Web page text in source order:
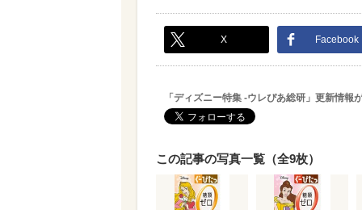
X Facebook
「ディズニー特集 -ウレぴあ総研」更新情報
この記事の写真一覧（全9枚）